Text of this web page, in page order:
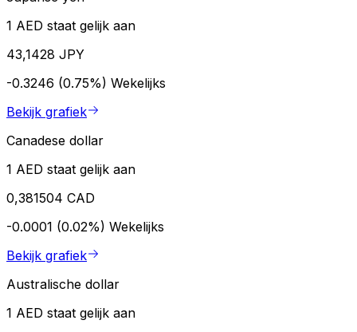
1 AED staat gelijk aan
43,1428 JPY
-0.3246 (0.75%) Wekelijks
Bekijk grafiek
Canadese dollar
1 AED staat gelijk aan
0,381504 CAD
-0.0001 (0.02%) Wekelijks
Bekijk grafiek
Australische dollar
1 AED staat gelijk aan